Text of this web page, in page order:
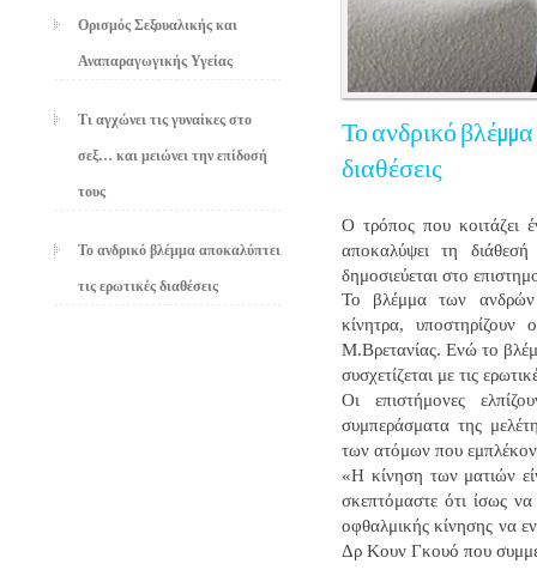
Ορισμός Σεξουαλικής και
Αναπαραγωγικής Υγείας
Τι αγχώνει τις γυναίκες στο
σεξ… και μειώνει την επίδοσή
τους
Το ανδρικό βλέμμα αποκαλύπτει
τις ερωτικές διαθέσεις
Το ανδρικό βλέμμα
διαθέσεις
Ο τρόπος που κοιτάζει
αποκαλύψει τη
δημοσιεύεται στο
Το βλέμμα των ανδρών
κίνητρα, υποστηρίζουν
Μ.Βρετανίας. Ενώ το
συσχετίζεται με τις
Οι επιστήμονες
συμπεράσματα της
των ατόμων που
«Η κίνηση των ματιών
σκεπτόμαστε ότι ίσως
οφθαλμικής κίνησης να
Δρ Κουν Γκουό που